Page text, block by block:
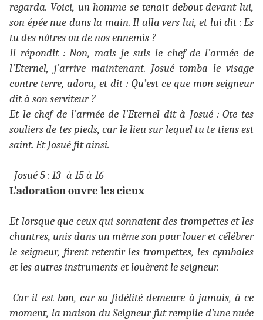
regarda. Voici, un homme se tenait debout devant lui,
son épée nue dans la main. Il alla vers lui, et lui dit : Es
tu des nôtres ou de nos ennemis ?
Il répondit : Non, mais je suis le chef de l’armée de
l’Eternel, j’arrive maintenant. Josué tomba le visage
contre terre, adora, et dit : Qu’est ce que mon seigneur
dit à son serviteur ?
Et le chef de l’armée de l’Eternel dit à Josué : Ote tes
souliers de tes pieds, car le lieu sur lequel tu te tiens est
saint. Et Josué fit ainsi.
Josué 5 : 13- à 15 à 16
L’adoration ouvre les cieux
Et lorsque que ceux qui sonnaient des trompettes et les
chantres, unis dans un même son pour louer et célébrer
le seigneur, firent retentir les trompettes, les cymbales
et les autres instruments et louèrent le seigneur.
Car il est bon, car sa fidélité demeure à jamais, à ce
moment, la maison du Seigneur fut remplie d’une nuée